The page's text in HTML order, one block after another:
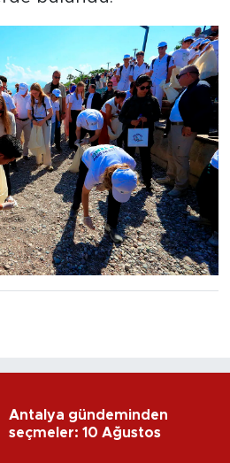
Antalya gündeminden
seçmeler: 10 Ağustos